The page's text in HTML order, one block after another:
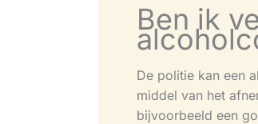
Ben ik
De politie kan een
middel van het
bijvoorbeeld een